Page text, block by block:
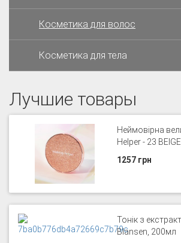
Косметика для волос
Косметика для тела
Лучшие товары
Неймовірна
Helper - 23
1257 грн
Тонік з
Blansen, 200мл